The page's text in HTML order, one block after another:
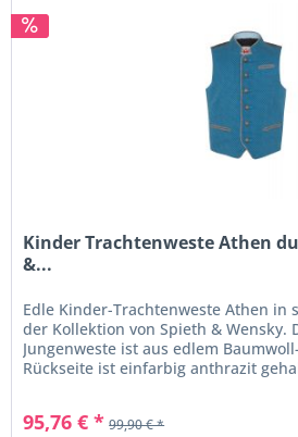
Kinder Trachtenweste Athen
&...
Edle Kinder-Trachtenweste Athen in
der Kollektion von Spieth & Wensky.
Jungenweste ist aus edlem
Rückseite ist einfarbig anthrazit
95,76 € * 99,90 € *